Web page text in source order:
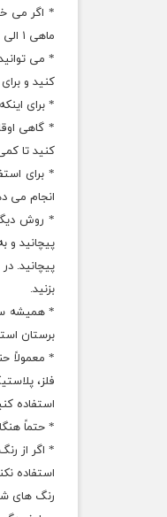
* اگر می
ماهی ۱ الی ۲ بار رنگ کنید. همچنین می توانید به جای رنگ کردن کل موهایتان، فقط ریشه های آنها را رنگ کنید.
* می
کنید و
* برای
کنید تا
* برای
انجام می
* روش
پیچانید و
پیچانید.
بزنید.
* همیشه
برستان
* معمولاً
فلز،
استفاده
* حتماً
استفاده
رنگ های